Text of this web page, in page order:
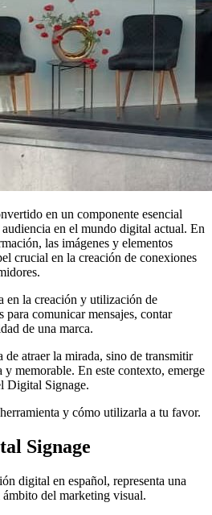
en un componente esencial
en el mundo digital actual. En
las imágenes y elementos
crucial en la creación de conexiones
en la creación y utilización de
para comunicar mensajes, contar
de una marca.
de atraer la mirada, sino de transmitir
y memorable. En este contexto, emerge
Digital Signage.
y cómo utilizarla a tu favor.
Signage
digital en español, representa una
del marketing visual.